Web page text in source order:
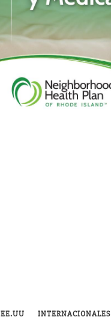
EE.UU INTERNACIONALES